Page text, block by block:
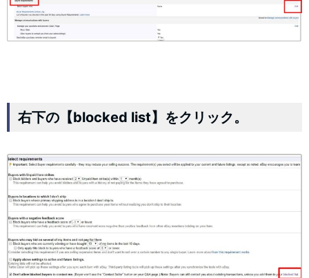
右下の【blocked list】をクリック。